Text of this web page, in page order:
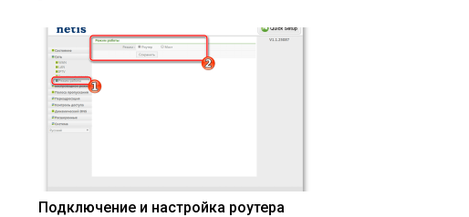
Подключение и настройка роутера